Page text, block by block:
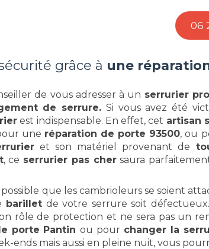
06
grâce à une
de vous adresser à un serrurier
de serrure. Si vous avez été
est indispensable. En effet, cet artisan
une réparation de porte 93500, ou
et son matériel provenant de
, ce serrurier pas chersaura
que les cambrioleurs se soient
barilletde votre serrure soit
rôle de protection et ne sera pas un
porte Pantinou pour changer la
ends mais aussi en pleine nuit, vous